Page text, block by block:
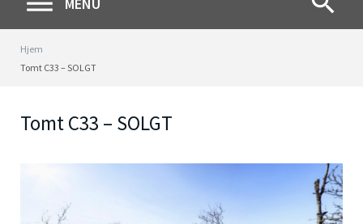
MENU
Hjem
Tomt C33 – SOLGT
Tomt C33 – SOLGT